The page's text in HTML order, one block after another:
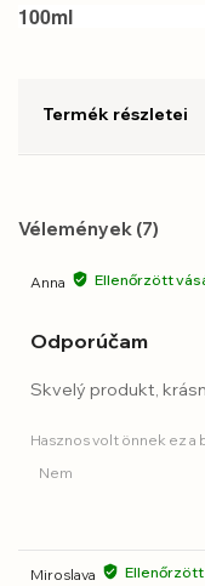
100ml
Termék részletei
Vélemények (7)
Anna Ellenőrzött
Odporúčam
Skvelý produkt,
Hasznos volt önnek ez a
Nem
Miroslava